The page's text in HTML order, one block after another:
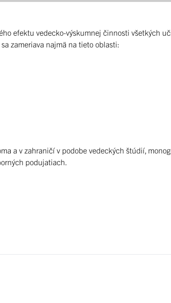
efektu vedecko-výskumnej činnosti všetkých
zameriava najmä na tieto oblasti:
a v zahraničí v podobe vedeckých štúdií,
podujatiach.